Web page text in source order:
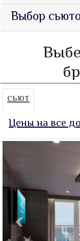
Выбор
сьют
Цены на все
Previous